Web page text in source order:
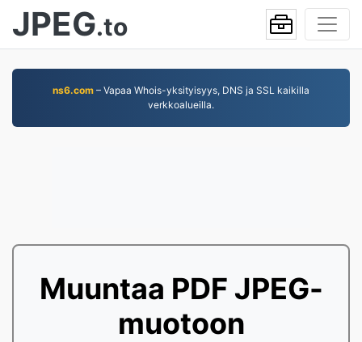
JPEG.to
ns6.com – Vapaa Whois-yksityisyys, DNS ja SSL kaikilla
verkkoalueilla.
Muuntaa PDF JPEG-
muotoon